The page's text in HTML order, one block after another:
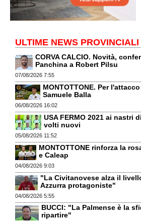
ULTIME NEWS PROVINCIALI
CORVA CALCIO. Novità,
Panchina a Robert Pilsu
07/08/2026 7:55
MONTOTTONE. Per
Samuele Balla
06/08/2026 16:02
USA FERMO 2021 ai nastri
volti nuovi
05/08/2026 11:52
MONTOTTONE rinforza la
e Caleap
04/08/2026 9:03
"La Civitanovese alza il
Azzurra protagoniste"
04/08/2026 5:55
BUCCI: "La Palmense è la
ripartire"